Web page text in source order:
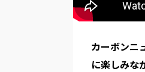
カーボンニ
に楽しみな